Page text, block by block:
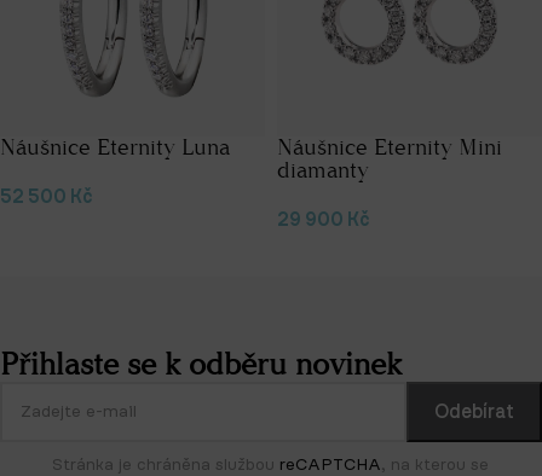
Náušnice Eternity Luna
52 500 Kč
Náušnice Eternity Mini
diamanty
29 900 Kč
Přihlaste se k odběru novinek
Stránka je chráněna službou reCAPTCHA, na kterou se